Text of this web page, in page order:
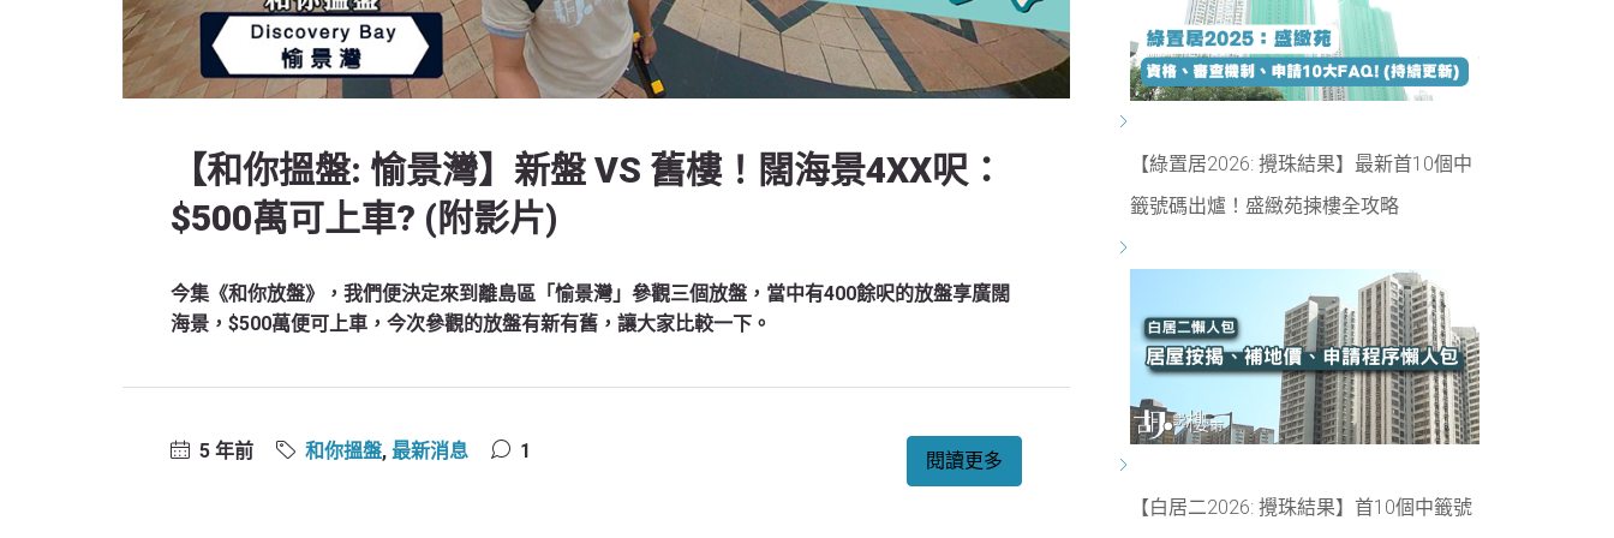
【和你搵盤: 愉景灣】新盤 VS 舊樓！闊海景4XX呎：
$500萬可上車? (附影片)
今集《和你放盤》，我們便決定來到離島區「愉景灣」參觀三個放盤，當中有400餘呎的放盤享廣闊
海景，$500萬便可上車，今次參觀的放盤有新有舊，讓大家比較一下。
5 年前 和你搵盤, 最新消息 1 閱讀更多
【綠置居2026: 攪珠結果】最新首10個中
籤號碼出爐！盛緻苑揀樓全攻略
【白居二2026: 攪珠結果】首10個中籤號